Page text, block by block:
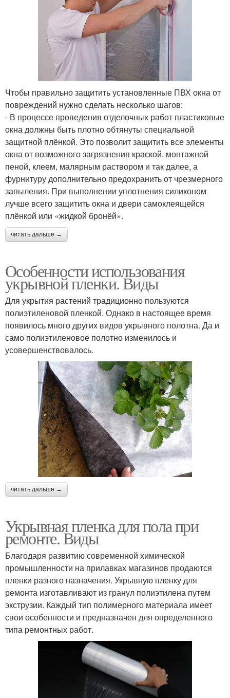
Чтобы правильно защитить установленные ПВХ окна от
повреждений нужно сделать несколько шагов:
- В процессе проведения отделочных работ пластиковые
окна должны быть плотно обтянуты специальной
защитной плёнкой. Это позволит защитить все элементы
окна от возможного загрязнения краской, монтажной
пеной, клеем, малярным раствором и так далее, а
фурнитуру дополнительно предохранить от чрезмерного
запыления. При выполнении уплотнения силиконом
лучше всего защитить окна и двери самоклеящейся
плёнкой или «жидкой бронёй».
читать дальше →
Особенности использования
укрывной пленки. Виды
Для укрытия растений традиционно пользуются
полиэтиленовой пленкой. Однако в настоящее время
появилось много других видов укрывного полотна. Да и
само полиэтиленовое полотно изменилось и
усовершенствовалось.
читать дальше →
Укрывная пленка для пола при
ремонте. Виды
Благодаря развитию современной химической
промышленности на прилавках магазинов продаются
пленки разного назначения. Укрывную пленку для
ремонта изготавливают из гранул полиэтилена путем
экструзии. Каждый тип полимерного материала имеет
свои особенности и предназначен для определенного
типа ремонтных работ.